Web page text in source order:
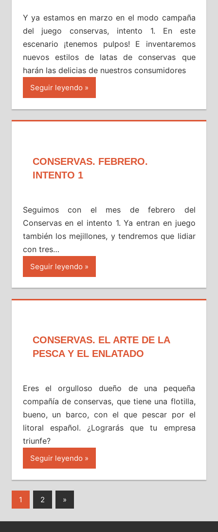
Y ya estamos en marzo en el modo campaña
del juego conservas, intento 1. En este
escenario ¡tenemos pulpos! E inventaremos
nuevos estilos de latas de conservas que
harán las delicias de nuestros consumidores
Seguir leyendo
CONSERVAS. FEBRERO.
INTENTO 1
Seguimos con el mes de febrero del
Conservas en el intento 1. Ya entran en juego
también los mejillones, y tendremos que lidiar
con tres…
Seguir leyendo
CONSERVAS. EL ARTE DE LA
PESCA Y EL ENLATADO
Eres el orgulloso dueño de una pequeña
compañía de conservas, que tiene una flotilla,
bueno, un barco, con el que pescar por el
litoral español. ¿Lograrás que tu empresa
triunfe?
Seguir leyendo
Paginación
de
1 2
Entradas
siguientes
»